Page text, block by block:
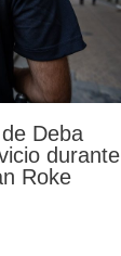
Deba
durante
Roke